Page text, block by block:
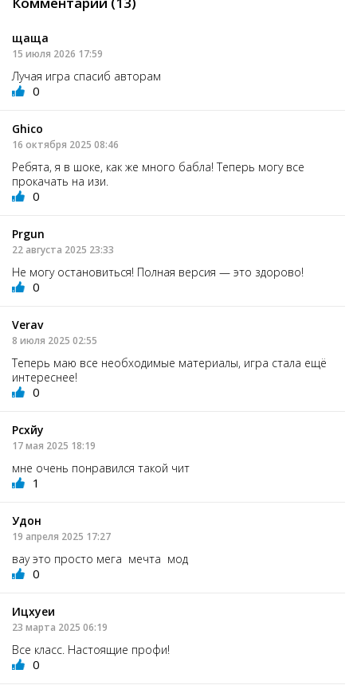
щаща
15 июля 2026 17:59
Лучая игра спасиб авторам
0
Ghico
16 октября 2025 08:46
Ребята, я в шоке, как же много бабла! Теперь могу все
прокачать на изи.
0
Prgun
22 августа 2025 23:33
Не могу остановиться! Полная версия — это здорово!
0
Verav
8 июля 2025 02:55
Теперь маю все необходимые материалы, игра стала ещё
интереснее!
0
Рсхйу
17 мая 2025 18:19
мне очень понравился такой чит
1
Удон
19 апреля 2025 17:27
вау это просто мега мечта мод
0
Ицхуеи
23 марта 2025 06:19
Все класс. Настоящие профи!
0